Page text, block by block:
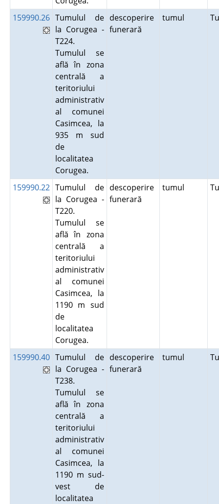
159990.26 Tumulul de
la Corugea -
T224.
Tumulul se
află în zona
centrală a
teritoriului
administrativ
al comunei
Casimcea, la
935 m sud
de
localitatea
Corugea.
descoperire
funerară
tumul
159990.22 Tumulul de
la Corugea -
T220.
Tumulul se
află în zona
centrală a
teritoriului
administrativ
al comunei
Casimcea, la
1190 m sud
de
localitatea
Corugea.
descoperire
funerară
tumul
159990.40 Tumulul de
la Corugea -
T238.
Tumulul se
află în zona
centrală a
teritoriului
administrativ
al comunei
Casimcea, la
1190 m sud-
vest de
localitatea
descoperire
funerară
tumul